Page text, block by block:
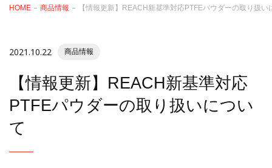
HOME 商品情報 【情報更新】REACH新基準対応PTFEパウダーの取り扱い
2021.10.22 商品情報
【情報更新】REACH新基準対応
PTFEパウダーの取り扱いについ
て